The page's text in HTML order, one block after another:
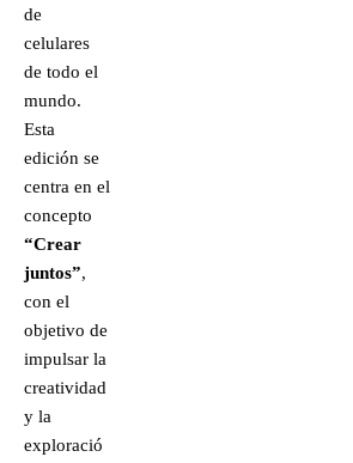
de
celulares
de todo el
mundo.
Esta
edición se
centra en el
concepto
“Crear
juntos”,
con el
objetivo de
impulsar la
creatividad
y la
exploració